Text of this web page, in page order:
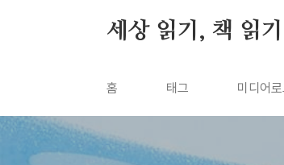
세상 읽기, 책 읽기
홈 태그 미디어